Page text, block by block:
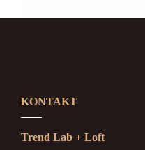
KONTAKT
Trend Lab + Loft